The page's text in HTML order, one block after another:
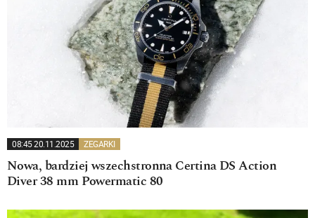
08:45 20.11.2025 ZEGARKI
Nowa, bardziej wszechstronna Certina DS Action
Diver 38 mm Powermatic 80